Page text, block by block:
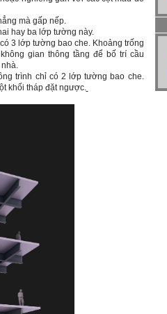
mà gấp nếp.
hay ba lớp tường này.
3 lớp tường bao che. Khoảng trống
gian thông tầng để bố trí cầu
trình chỉ có 2 lớp tường bao che.
khối tháp đặt ngược.